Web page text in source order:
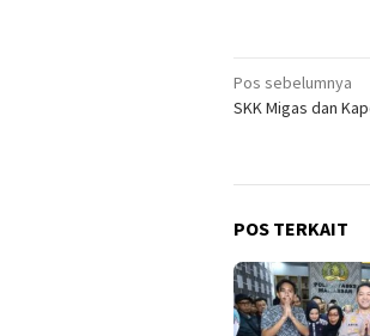
Navigasi
pos
Pos sebelumnya
SKK Migas dan
POS TERKAIT